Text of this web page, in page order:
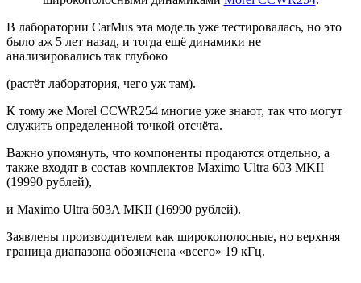
В лаборатории CarMus эта модель уже тестировалась, но это
было аж 5 лет назад, и тогда ещё динамики не
анализировались так глубоко
(растёт лаборатория, чего уж там).
К тому же Morel CCWR254 многие уже знают, так что могут
служить определенной точкой отсчёта.
Важно упомянуть, что компоненты продаются отдельно, а
также входят в состав комплектов Maximo Ultra 603 MKII
(19990 рублей),
и Maximo Ultra 603A MKII (16990 рублей).
Заявлены производителем как широкополосные, но верхняя
граница диапазона обозначена «всего» 19 кГц.